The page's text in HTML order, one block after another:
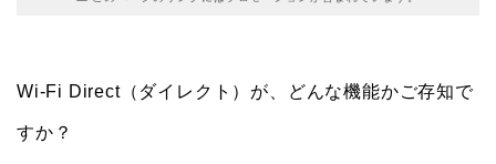
Wi-Fi Direct（ダイレクト）が、どんな機能かご存知で
すか？